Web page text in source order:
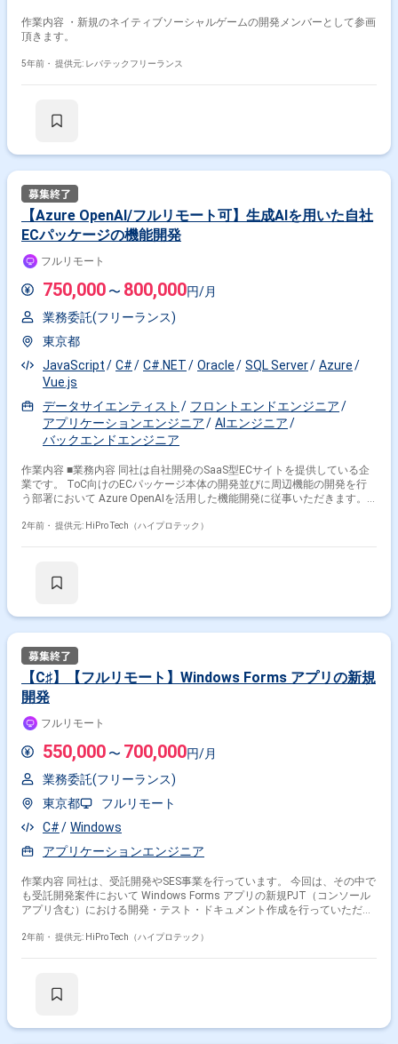
作業内容 ・新規のネイティブソーシャルゲームの開発メンバーとして参画
頂きます。
5年前・ 提供元: レバテックフリーランス
【Azure OpenAI/フルリモート可】生成AIを用いた自社
ECパッケージの機能開発
フルリモート
750,000 〜 800,000円/月
業務委託(フリーランス)
東京都
JavaScript
C# C#.NET Oracle SQL Server
Azure
Vue.js
データサイエンティスト
フロントエンドエンジニア
アプリケーションエンジニア
AIエンジニア
バックエンドエンジニア
作業内容 ■業務内容 同社は自社開発のSaaS型ECサイトを提供している企
業です。 ToC向けのECパッケージ本体の開発並びに周辺機能の開発を行
う部署において Azure OpenAIを活用した機能開発に従事いただきます。
の開発を行うにあたり、 生成AIを用いたプロダクト開発のご経験があるエ
す。 同社は若手エンジニアの割合が高く、生成AIの知見が不足しているた
2年前・ 提供元: HiPro Tech（ハイプロテック）
【C♯】【フルリモート】Windows Forms アプリの新規
開発
フルリモート
550,000 〜 700,000円/月
業務委託(フリーランス)
東京都
フルリモート
C#
Windows
アプリケーションエンジニア
作業内容 同社は、受託開発やSES事業を行っています。 今回は、その中で
も受託開発案件において Windows Forms アプリの新規PJT（コンソール
アプリ含む）における開発・テスト・ドキュメント作成を行っていただき
.NET 8 開発言語 ：C# 実行形態 ：Windows Forms +
Server 2019 ソース管理 ：Azure Dev Ops Server(旧TFS) または git 相
2年前・ 提供元: HiPro Tech（ハイプロテック）